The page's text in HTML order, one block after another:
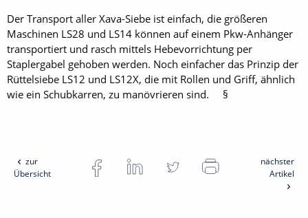
Der Transport aller Xava-Siebe ist einfach, die größeren
Maschinen LS28 und LS14 können auf einem Pkw-Anhänger
transportiert und rasch mittels Hebevorrichtung per
Staplergabel gehoben werden. Noch einfacher das Prinzip der
Rüttelsiebe LS12 und LS12X, die mit Rollen und Griff, ähnlich
wie ein Schubkarren, zu manövrieren sind. §
zur
Übersicht
nächster
Artikel